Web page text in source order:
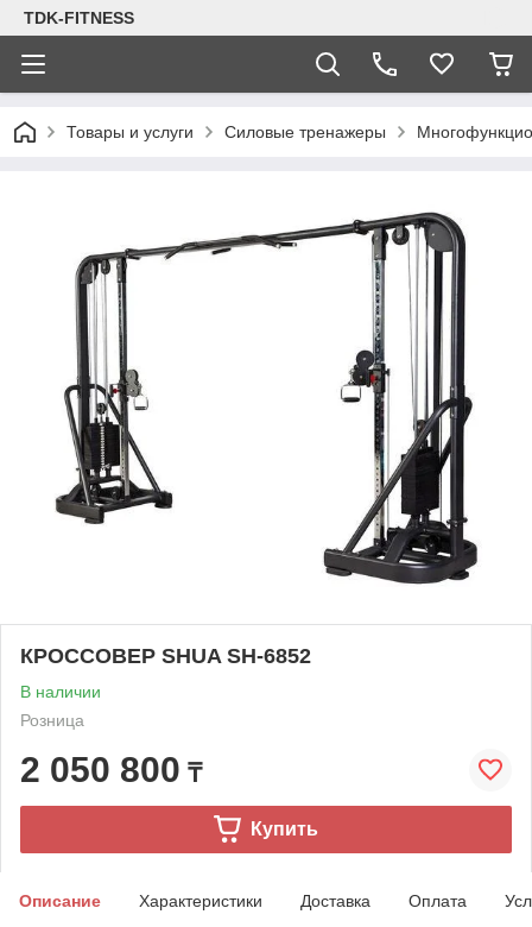
TDK-FITNESS
Товары и услуги Силовые тренажеры
КРОССОВЕР SHUA SH-6852
В наличии
Розница
2 050 800 ₸
Купить
Описание Характеристики Доставка Оплата